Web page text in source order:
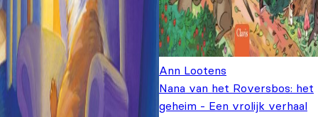
Ann Lootens
Nana van het Roversbos: het
geheim - Een vrolijk verhaal